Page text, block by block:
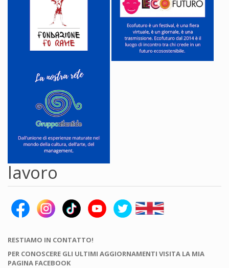
lavoro
RESTIAMO IN CONTATTO!
PER CONOSCERE GLI ULTIMI AGGIORNAMENTI VISITA LA MIA
PAGINA FACEBOOK